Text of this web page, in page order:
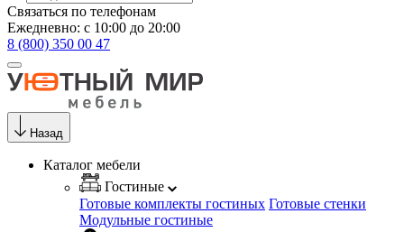
Связаться по телефонам
Ежедневно: с 10:00 до 20:00
8 (800) 350 00 47
Назад
Каталог мебели
Гостиные
Готовые комплекты гостиных Готовые стенки
Модульные гостиные